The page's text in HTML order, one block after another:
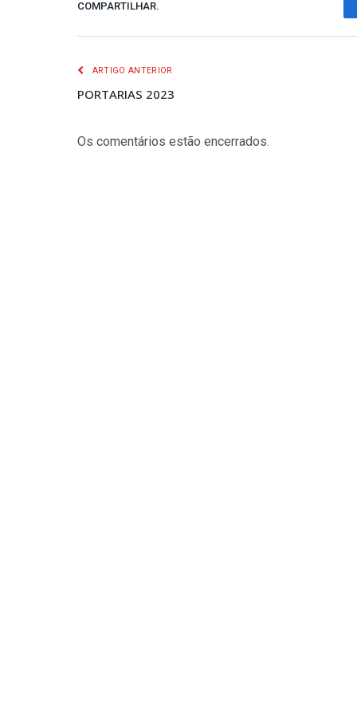
COMPARTILHAR.
ARTIGO ANTERIOR
PORTARIAS 2023
Os comentários estão encerrados.